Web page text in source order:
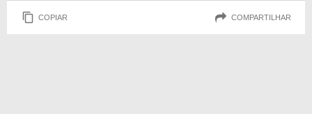
COPIAR COMPARTILHAR